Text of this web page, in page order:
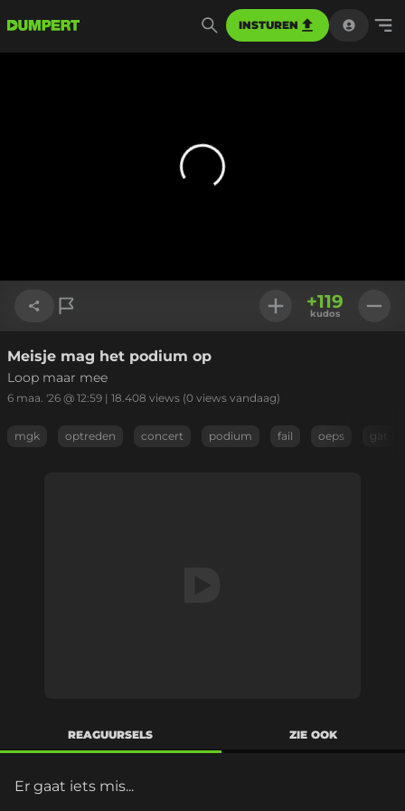
INSTUREN
Link kopiëren
+119
kudos
Meisje mag het podium op
Loop maar mee
6 maa. '26 @ 12:59 | 18.408 views (0 views vandaag)
mgk optreden concert podium fail oeps gat
REAGUURSELS ZIE OOK
Er gaat iets mis...